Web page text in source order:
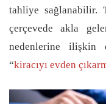
tahliye
çerçevede akla
nedenlerine ilişkin
“kiracıyı evden